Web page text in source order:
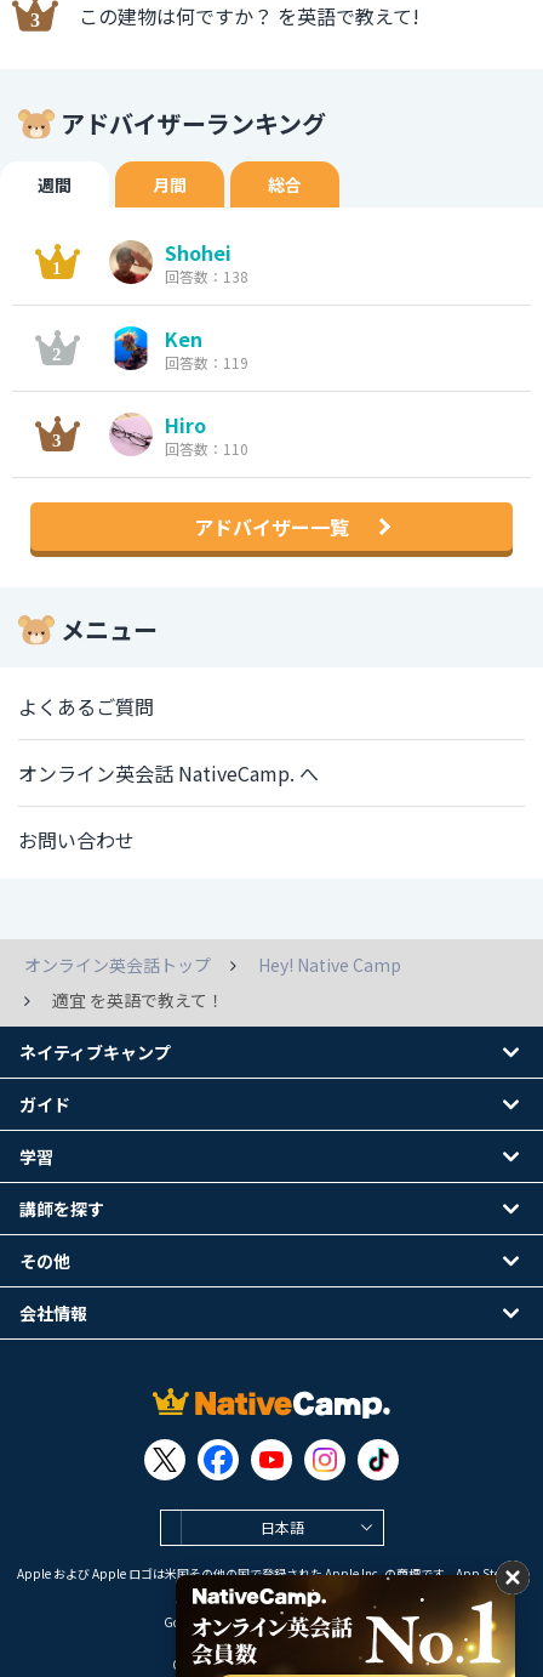
この建物は何ですか？ を英語で教えて!
アドバイザーランキング
週間 月間 総合
Shohei
回答数：138
Ken
回答数：119
Hiro
回答数：110
アドバイザー一覧
メニュー
よくあるご質問
オンライン英会話 NativeCamp. へ
お問い合わせ
オンライン英会話トップ
Hey! Native Camp
適宜 を英語で教えて！
日本語
Apple および Apple ロゴは米国その他の国で登録された Apple Inc. の商標です。App Store は
Apple Inc. のサービスマークです。
Google Play は Google LLC の商標です。
Copyright © 2026 オンライン英会話
ネイティブキャンプ
ガイド
学習
講師を探す
その他
会社情報